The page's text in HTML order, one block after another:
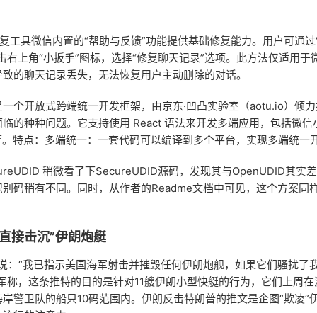
工具微信内置的“帮助与反馈”功能提供基础修复能力。用户可通
右上角“小扳手”图标，选择“修复聊天记录”选项。此方法仅适用于
的聊天记录丢失，无法恢复用户主动删除的对话。
个开放式跨端统一开发框架，由京东·凹凸实验室（aotu.io）倾
的种种问题。它支持使用 React 语法来开发多端应用，包括微信
特点：多端统一：一套代码可以编译到多个平台，实现多端统一
稍微看了下SecureUDID源码，发现其与OpenUDID其实
码稍有不同。同时，从作者的Readme文档中可见，这个方案同
接击沉”伊朗炮艇
：“我已指示美国海军射击并摧毁任何伊朗炮舰，如果它们骚扰了
称，这条推特的目的是针对11艘伊朗小型快艇的行为，它们上周
警卫队的船只10码范围内。伊朗反击特朗普的推文是企图“欺凌”